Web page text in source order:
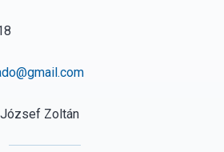
Zoltán